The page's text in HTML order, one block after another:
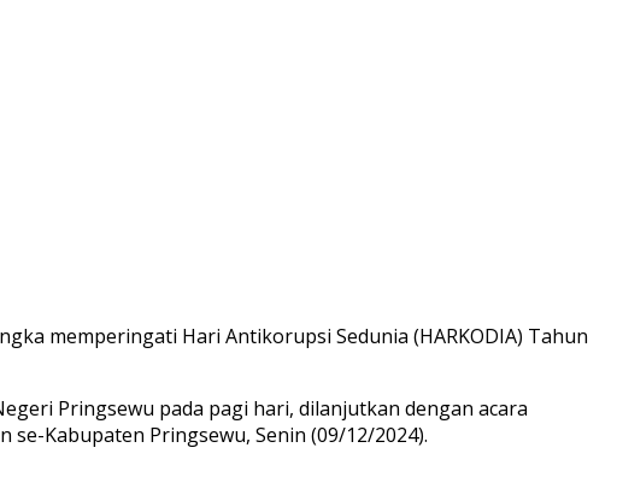
memperingati Hari Antikorupsi Sedunia (HARKODIA) Tahun
Pringsewu pada pagi hari, dilanjutkan dengan acara
Kabupaten Pringsewu, Senin (09/12/2024).